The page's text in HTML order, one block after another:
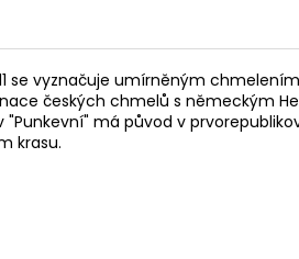
se vyznačuje umírněným
českých chmelů s německým
má původ v
krasu.